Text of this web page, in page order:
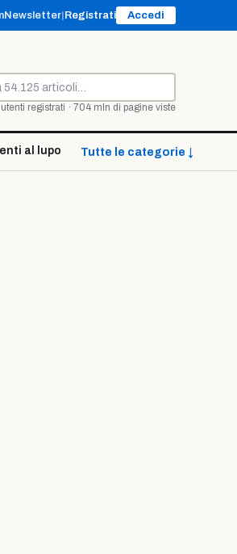
Newsletter Registrati Accedi
registrati · 704 mln di pagine viste
al lupo Tutte le categorie ↓